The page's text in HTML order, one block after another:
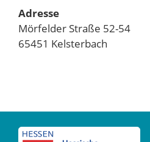
Adresse
Mörfelder Straße 52-54
65451 Kelsterbach